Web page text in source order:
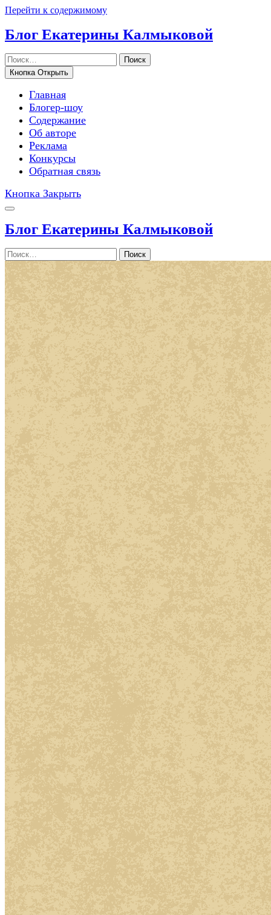
Перейти к содержимому
Блог Екатерины Калмыковой
Поиск
Кнопка Открыть
Главная
Блогер-шоу
Содержание
Об авторе
Реклама
Конкурсы
Обратная связь
Кнопка Закрыть
Блог Екатерины Калмыковой
Поиск